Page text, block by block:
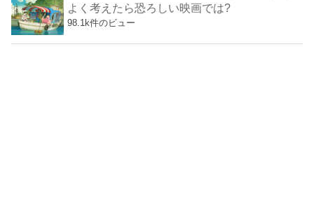
よく考えたら恐ろしい映画では?
98.1k件のビュー